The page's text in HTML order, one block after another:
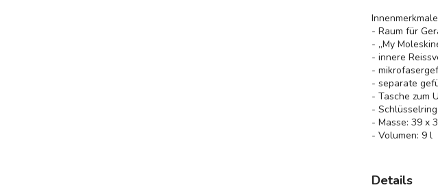
- Raum für
- „My
- innere
-
- separate
- Tasche zum
-
- Masse: 39 x
- Volumen: 9 l
Details